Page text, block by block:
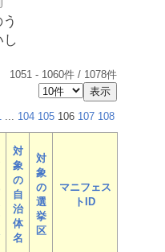
し
1051 - 1060件 / 1078件
... 104 105 106 107 108
対
象
の
自
治
体
名
対
象
の
選
挙
区
マニフェス
トID